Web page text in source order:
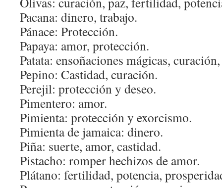
Pacana: dinero, trabajo.
Pánace: Protección.
Papaya: amor, protección.
Patata: ensoñaciones mágicas,
Pepino: Castidad, curación.
Perejil: protección y deseo.
Pimentero: amor.
Pimienta: protección y exorcismo.
Pimienta de jamaica: dinero.
Piña: suerte, amor, castidad.
Pistacho: romper hechizos de amor.
Plátano: fertilidad, potencia,